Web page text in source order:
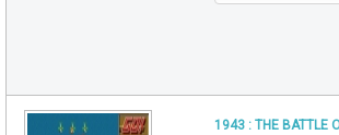
1943 : THE BATTLE